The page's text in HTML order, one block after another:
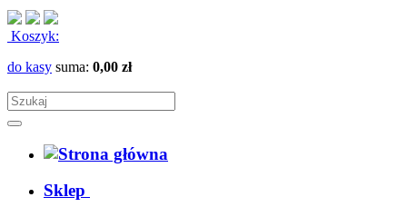
Koszyk:
do kasy suma: 0,00 zł
Sklep